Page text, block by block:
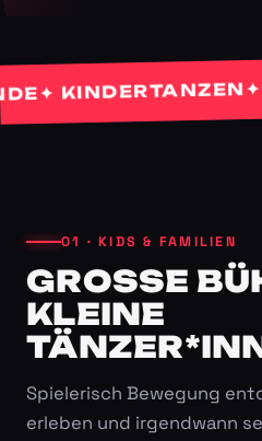
KINDERTANZEN✦
01 · KIDS & FAMILIEN
GROSSE
LEINE T
Spielerisch Bewegung
erleben und irgendwann